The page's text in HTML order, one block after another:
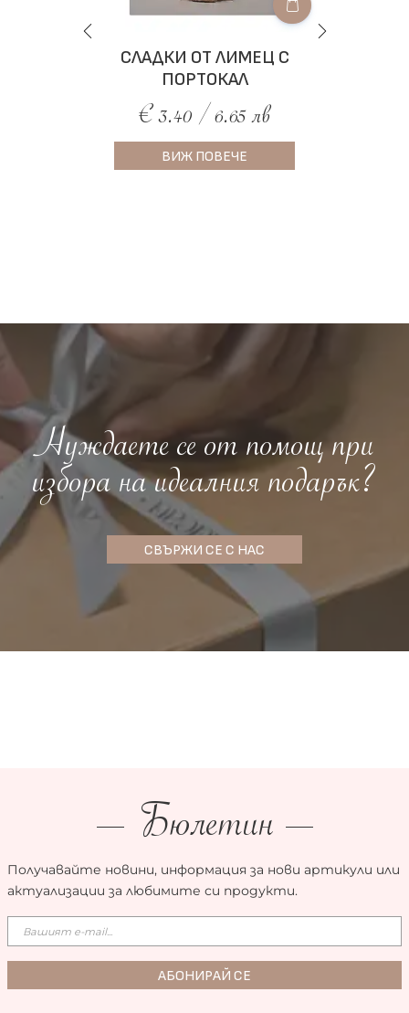
СЛАДКИ ОТ ЛИМЕЦ С
ПОРТОКАЛ
€ 3.40 / 6.65 лв
ВИЖ ПОВЕЧЕ
Нуждаете се от помощ при
избора на идеалния подарък?
СВЪРЖИ СЕ С НАС
Бюлетин
Получавайте новини, информация за нови артикули или
актуализации за любимите си продукти.